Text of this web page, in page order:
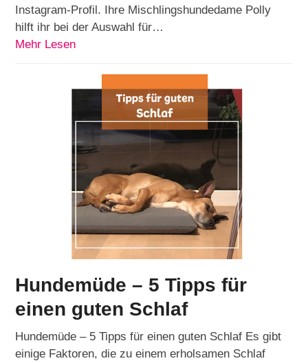
Instagram-Profil. Ihre Mischlingshundedame Polly
hilft ihr bei der Auswahl für…
Mehr Lesen
Hundemüde – 5 Tipps für
einen guten Schlaf
Hundemüde – 5 Tipps für einen guten Schlaf Es gibt
einige Faktoren, die zu einem erholsamen Schlaf